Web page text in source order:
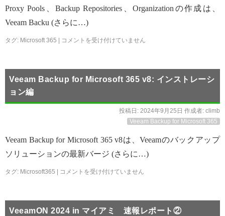
Proxy Pools、Backup Repositories、Organizationの作成は、
Veeam Backu (さらに…)
タグ: Microsoft 365 コメントを受け付けていません
Veeam Backup for Microsoft 365 v8: インストレーシ
ョン編
投稿日: 2024年9月25日 作成者: climb
Veeam Backup for Microsoft 365
Veeam Backup for Microsoft 365 v8は、Veeamのバックアップ
ソリューションの最新バージ (さらに…)
タグ: Microsoft365 コメントを受け付けていません
VeeamON 2024 in マイアミ 速報レポート②